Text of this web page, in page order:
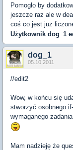
Pomogło by
jeszcze raz ale w
coś co jest już
Użytkownik dog_1
dog_1
05.10.2011
//edit2
Wow, w końcu się
stworzyć osobnego
wymaganego
Mam nadzieję że